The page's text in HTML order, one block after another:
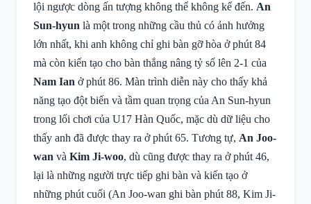
lội ngược dòng ấn tượng không thể không kể đến. An
Sun-hyun là một trong những cầu thủ có ảnh hưởng
lớn nhất, khi anh không chỉ ghi bàn gỡ hòa ở phút 84
mà còn kiến tạo cho bàn thắng nâng tỷ số lên 2-1 của
Nam Ian ở phút 86. Màn trình diễn này cho thấy khả
năng tạo đột biến và tầm quan trọng của An Sun-hyun
trong lối chơi của U17 Hàn Quốc, mặc dù dữ liệu cho
thấy anh đã được thay ra ở phút 65. Tương tự, An Joo-
wan và Kim Ji-woo, dù cũng được thay ra ở phút 46,
lại là những người trực tiếp ghi bàn và kiến tạo ở
những phút cuối (An Joo-wan ghi bàn phút 88, Kim Ji-